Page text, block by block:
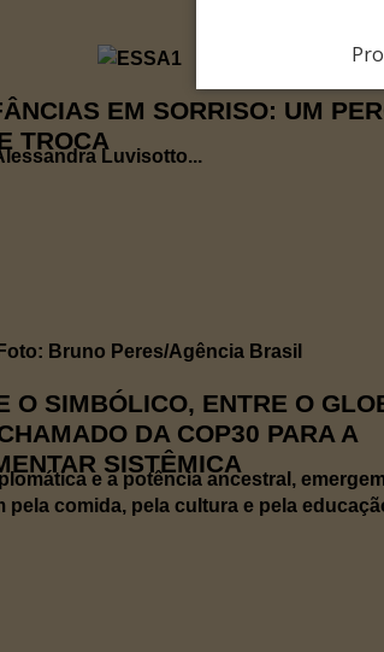
EM SORRISO: UM
TROCA
Luvisotto...
O SIMBÓLICO, ENTRE O
DA COP30 PARA A
SISTÊMICA
e a potência ancestral, emergem
comida, pela cultura e pela